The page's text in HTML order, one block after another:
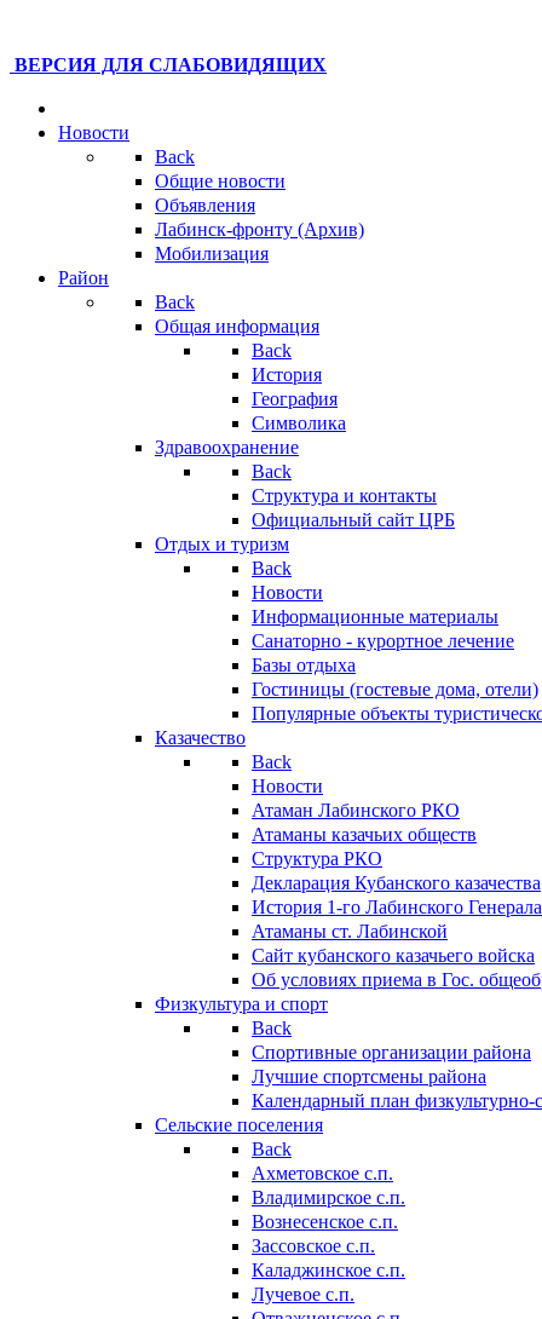
ВЕРСИЯ ДЛЯ СЛАБОВИДЯЩИХ
Новости
Back
Общие новости
Объявления
Лабинск-фронту (Архив)
Мобилизация
Район
Back
Общая информация
Back
История
География
Символика
Здравоохранение
Back
Структура и контакты
Официальный сайт ЦРБ
Отдых и туризм
Back
Новости
Информационные материалы
Санаторно - курортное лечение
Базы отдыха
Гостиницы (гостевые дома, отели)
Популярные объекты
Казачество
Back
Новости
Атаман Лабинского РКО
Атаманы казачьих обществ
Структура РКО
Декларация Кубанского казачества
История 1-го Лабинского
Атаманы ст. Лабинской
Cайт кубанского казачьего войска
Об условиях приема в Гос.
Физкультура и спорт
Back
Спортивные организации района
Лучшие спортсмены района
Календарный план
Сельские поселения
Back
Ахметовское с.п.
Владимирское с.п.
Вознесенское с.п.
Зассовское с.п.
Каладжинское с.п.
Лучевое с.п.